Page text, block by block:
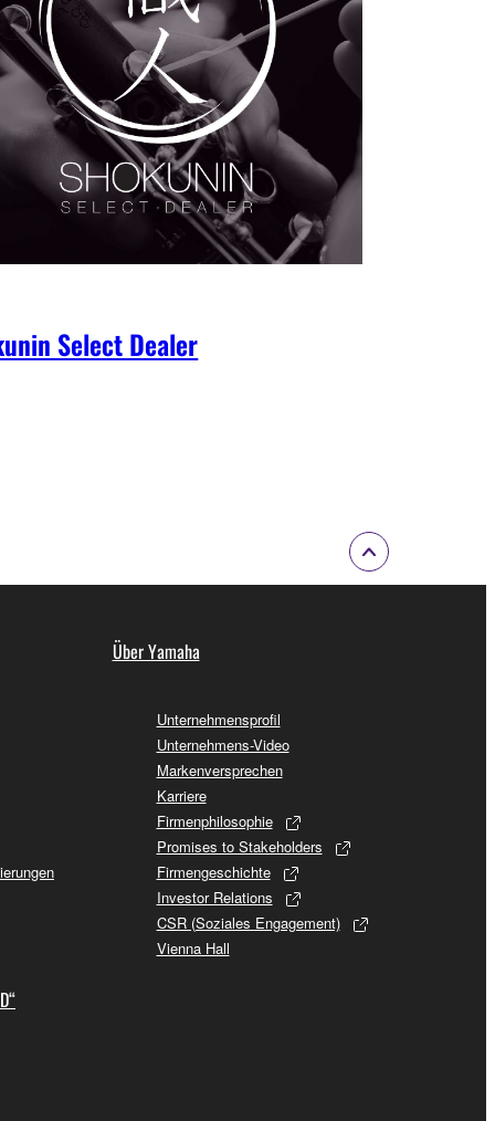
Select Dealer
Über Yamaha
Unternehmensprofil
Unternehmens-Video
Markenversprechen
Karriere
Firmenphilosophie
Promises to Stakeholders
Firmengeschichte
Investor Relations
CSR (Soziales Engagement)
Vienna Hall